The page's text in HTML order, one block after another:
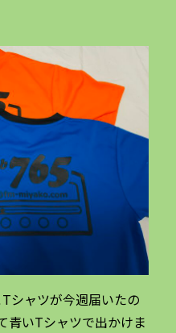
シャツが今週届いたの
青いTシャツで出かけま